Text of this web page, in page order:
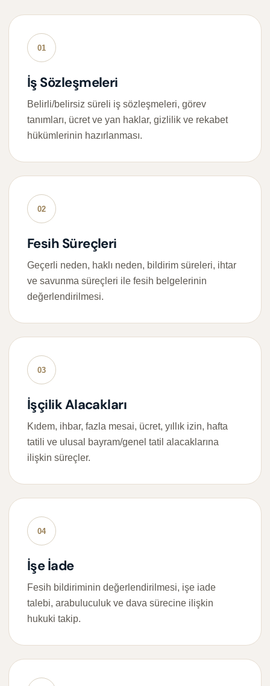
01
İş Sözleşmeleri
Belirli/belirsiz süreli iş sözleşmeleri, görev
tanımları, ücret ve yan haklar, gizlilik ve rekabet
hükümlerinin hazırlanması.
02
Fesih Süreçleri
Geçerli neden, haklı neden, bildirim süreleri, ihtar
ve savunma süreçleri ile fesih belgelerinin
değerlendirilmesi.
03
İşçilik Alacakları
Kıdem, ihbar, fazla mesai, ücret, yıllık izin, hafta
tatili ve ulusal bayram/genel tatil alacaklarına
ilişkin süreçler.
04
İşe İade
Fesih bildiriminin değerlendirilmesi, işe iade
talebi, arabuluculuk ve dava sürecine ilişkin
hukuki takip.